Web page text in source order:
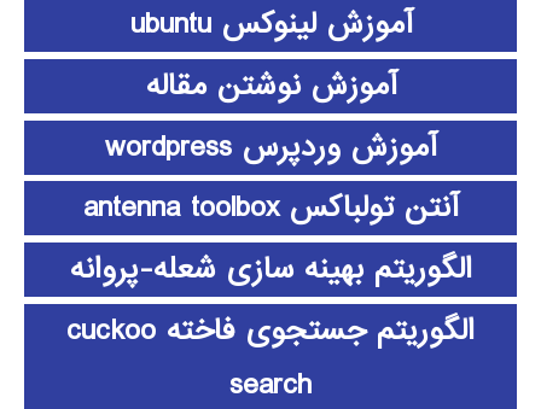
آموزش لینوکس ubuntu
آموزش نوشتن مقاله
آموزش وردپرس wordpress
آنتن تولباکس antenna toolbox
الگوریتم بهینه سازی شعله-پروانه
الگوریتم جستجوی فاخته cuckoo
search